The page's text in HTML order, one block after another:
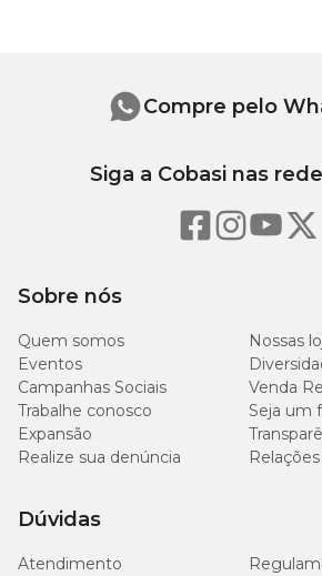
Sobre nós
Quem somos
Nossas
Eventos
Campanhas Sociais
Venda
Trabalhe conosco
Seja um
Expansão
Realize sua denúncia
Dúvidas
Atendimento
Compre pelo
Siga a Cobasi nas